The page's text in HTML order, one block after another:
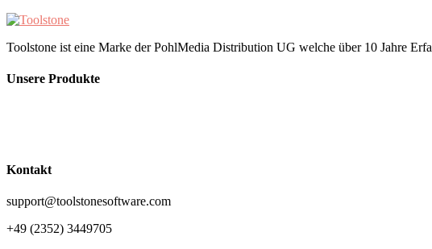
Toolstone ist eine Marke der PohlMedia Distribution UG welche über 10 Jahre
Unsere Produkte
Kontakt
support@toolstonesoftware.com
+49 (2352) 3449705